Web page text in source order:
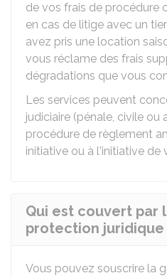
de vos frais de procédure
en cas de litige avec un
avez pris une location
vous réclame des frais
dégradations que vous
Les services peuvent
judiciaire (pénale, civile ou
procédure de règlement
initiative ou à l'initiative de
Qui est couvert par
protection juridique
Vous pouvez souscrire la